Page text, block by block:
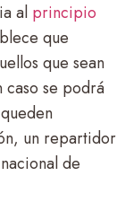
al principio
que
que sean
caso se podrá
un repartidor
de